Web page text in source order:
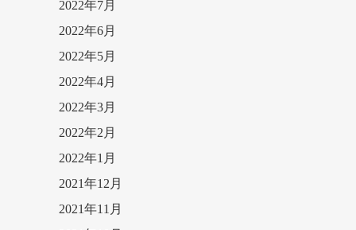
2022年7月
2022年6月
2022年5月
2022年4月
2022年3月
2022年2月
2022年1月
2021年12月
2021年11月